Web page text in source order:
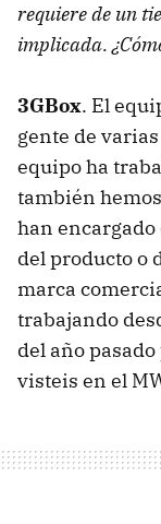
requiere de un
implicada.
3GBox. El
gente de
equipo ha
también
han
del producto o
marca
trabajando
del año
visteis en el